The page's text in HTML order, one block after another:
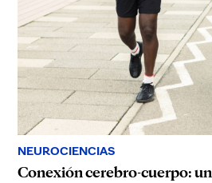
NEUROCIENCIAS
Conexión cerebro-cuerpo: